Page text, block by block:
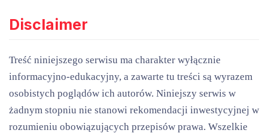
Disclaimer
Treść niniejszego serwisu ma charakter wyłącznie
informacyjno-edukacyjny, a zawarte tu treści są wyrazem
osobistych poglądów ich autorów. Niniejszy serwis w
żadnym stopniu nie stanowi rekomendacji inwestycyjnej w
rozumieniu obowiązujących przepisów prawa. Wszelkie